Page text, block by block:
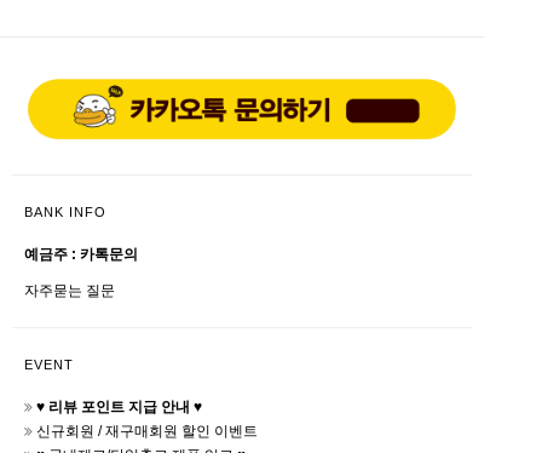
BANK INFO
예금주 : 카톡문의
자주묻는 질문
EVENT
♥ 리뷰 포인트 지급 안내 ♥
신규회원 / 재구매회원 할인 이벤트